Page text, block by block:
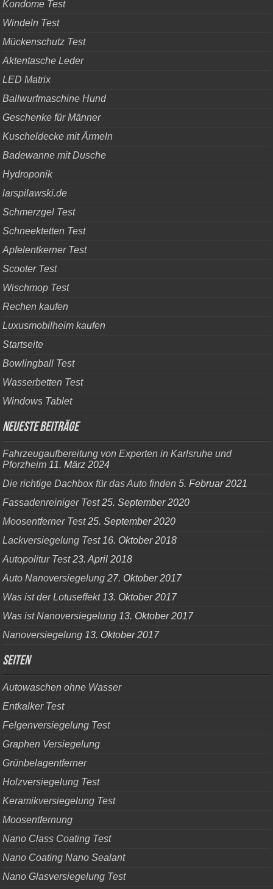
Kondome Test
Windeln Test
Mückenschutz Test
Aktentasche Leder
LED Matrix
Ballwurfmaschine Hund
Geschenke für Männer
Kuscheldecke mit Ärmeln
Badewanne mit Dusche
Hydroponik
larspilawski.de
Schmerzgel Test
Schneektetten Test
Apfelentkerner Test
Scooter Test
Wischmop Test
Rechen kaufen
Luxusmobilheim kaufen
Startseite
Bowlingball Test
Wasserbetten Test
Windows Tablet
Neueste Beiträge
Fahrzeugaufbereitung von Experten in Karlsruhe und
Pforzheim 11. März 2024
Die richtige Dachbox für das Auto finden 5. Februar 2021
Fassadenreiniger Test 25. September 2020
Moosentferner Test 25. September 2020
Lackversiegelung Test 16. Oktober 2018
Autopolitur Test 23. April 2018
Auto Nanoversiegelung 27. Oktober 2017
Was ist der Lotuseffekt 13. Oktober 2017
Was ist Nanoversiegelung 13. Oktober 2017
Nanoversiegelung 13. Oktober 2017
Seiten
Autowaschen ohne Wasser
Entkalker Test
Felgenversiegelung Test
Graphen Versiegelung
Grünbelagentferner
Holzversiegelung Test
Keramikversiegelung Test
Moosentfernung
Nano Class Coating Test
Nano Coating Nano Sealant
Nano Glasversiegelung Test